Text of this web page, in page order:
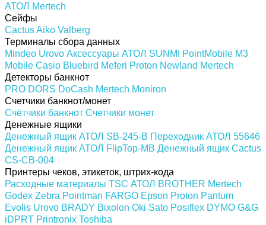
АТОЛ Mertech
Сейфы
CactusAiko Valberg
Терминалы сбора данных
Mindeo Urovo Аксессуары АТОЛ SUNMI PointMobile M3
Mobile Casio Bluebird Meferi Proton Newland Mertech
Детекторы банкнот
PRO DORS DoCash Mertech Moniron
Счетчики банкнот/монет
Счётчики банкнот Счетчики монет
Денежные ящики
Денежный ящик АТОЛ SB-245-B Переходник АТОЛ 55646
Денежный ящик АТОЛ FlipTop-MB Денежный ящик Cactus
CS-CB-004
Принтеры чеков, этикеток, штрих-кода
Расходные материалы TSC АТОЛ BROTHER Mertech
Godex Zebra Pointman FARGO Epson Proton Pantum
Evolis Urovo BRADY Bixolon Oki Sato Posiflex DYMO G&G
iDPRT Printronix Toshiba